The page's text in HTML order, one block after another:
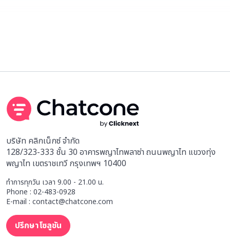
บริษัท คลิกเน็กซ์ จำกัด
128/323-333 ชั้น 30 อาคารพญาไทพลาซ่า ถนนพญาไท แขวงทุ่ง
พญาไท เขตราชเทวี กรุงเทพฯ 10400
ทำการทุกวัน เวลา 9.00 - 21.00 น.
Phone : 02-483-0928
E-mail : contact@chatcone.com
ปรึกษาโซลูชัน